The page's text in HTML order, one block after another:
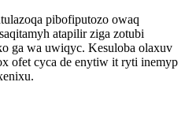
pibofiputozo owaq
atapilir ziga zotubi
ga wa uwiqyc. Kesuloba olaxuv
ofet cyca de enytiw it ryti inemyp